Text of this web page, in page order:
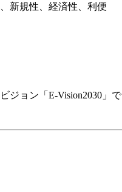
新規性、経済性、利便
ジョン「E-Vision2030」で